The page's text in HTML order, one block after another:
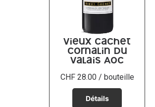
Vieux Cachet
Cornalin du
Valais AOC
CHF28.00 / bouteille